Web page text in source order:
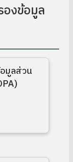
งข้อมูล
มูลส่วน